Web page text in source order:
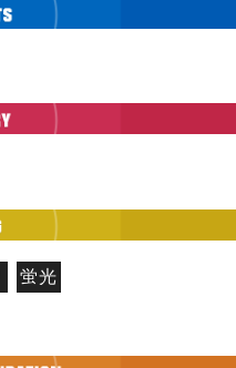
蛍光